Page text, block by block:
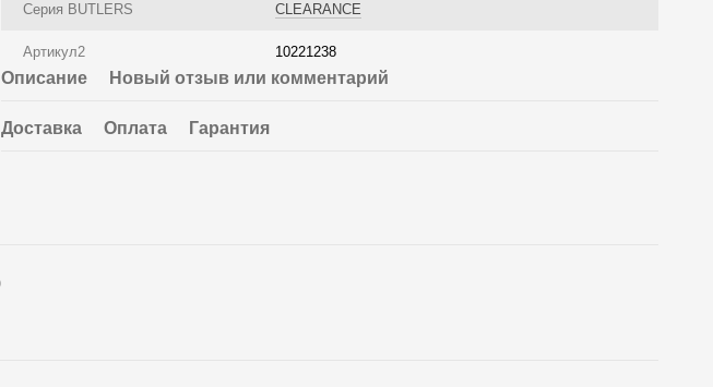
Серия BUTLERS CLEARANCE
Артикул2 10221238
Описание Новый отзыв или комментарий
Доставка Оплата Гарантия